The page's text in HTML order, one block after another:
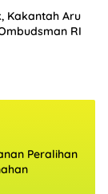
Kakantah Aru
RI
Peralihan